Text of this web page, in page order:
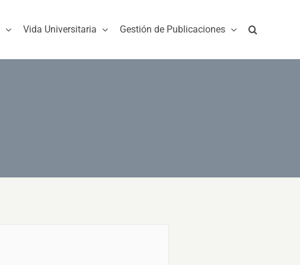
Vida Universitaria Gestión de Publicaciones